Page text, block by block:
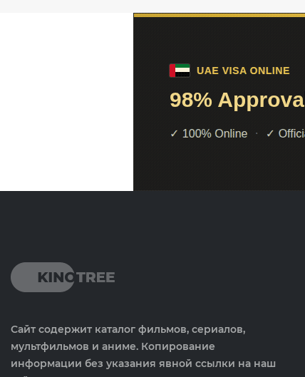
Сайт содержит каталог фильмов, сериалов,
мультфильмов и аниме. Копирование
информации без указания явной ссылки на наш